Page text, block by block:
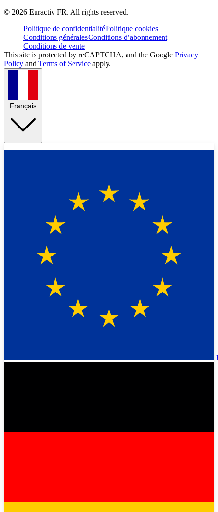
© 2026 Euractiv FR. All rights reserved.
Politique de confidentialitéPolitique cookies
Conditions généralesConditions d’abonnement
Conditions de vente
This site is protected by reCAPTCHA, and the Google Privacy
Policy and Terms of Service apply.
Français